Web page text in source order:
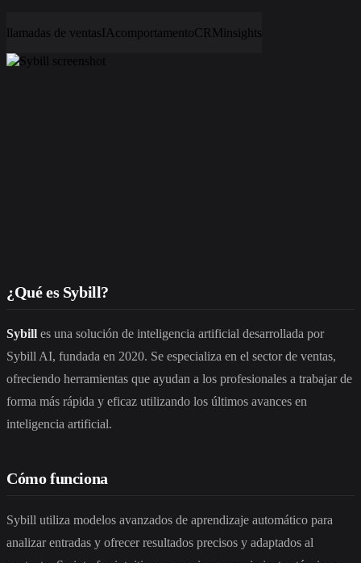
llamadas de ventasIAcomportamentoCRMinsights
¿Qué es Sybill?
Sybill es una solución de inteligencia artificial desarrollada por
Sybill AI, fundada en 2020. Se especializa en el sector de ventas,
ofreciendo herramientas que ayudan a los profesionales a trabajar de
forma más rápida y eficaz utilizando los últimos avances en
inteligencia artificial.
Cómo funciona
Sybill utiliza modelos avanzados de aprendizaje automático para
analizar entradas y ofrecer resultados precisos y adaptados al